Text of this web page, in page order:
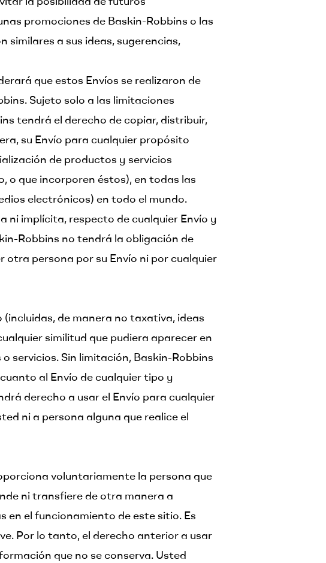
promociones de Baskin-Robbins o las
similares a sus ideas, sugerencias,
que estos Envíos se realizaron de
Sujeto solo a las limitaciones
tendrá el derecho de copiar, distribuir,
su Envío para cualquier propósito
de productos y servicios
o que incorporen éstos), en todas las
electrónicos) en todo el mundo.
ni implícita, respecto de cualquier Envío y
Robbins no tendrá la obligación de
persona por su Envío ni por cualquier
de manera no taxativa, ideas
similitud que pudiera aparecer en
servicios. Sin limitación, Baskin-Robbins
al Envío de cualquier tipo y
derecho a usar el Envío para cualquier
ni a persona alguna que realice el
voluntariamente la persona que
ni transfiere de otra manera a
en el funcionamiento de este sitio. Es
Por lo tanto, el derecho anterior a usar
que no se conserva. Usted